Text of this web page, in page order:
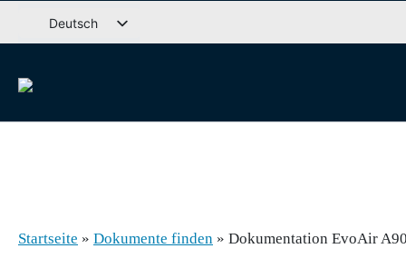
Weiter
zum
Deutsch
Eesti
Startseite » Dokumente finden » Dokumentation EvoAir